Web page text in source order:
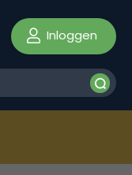
Inloggen